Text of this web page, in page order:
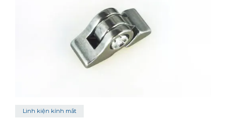
Linh kiện kính mắt